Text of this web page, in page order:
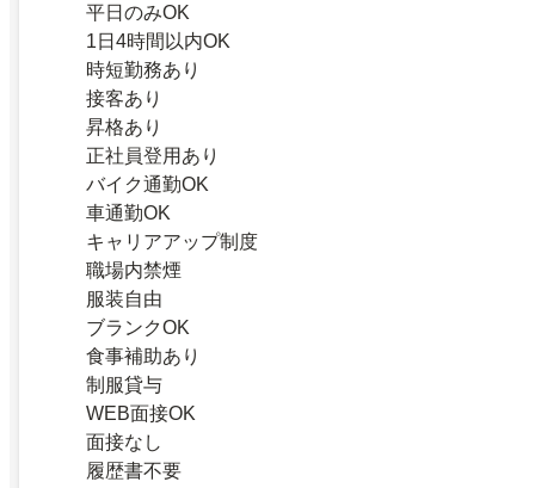
平日のみOK
1日4時間以内OK
時短勤務あり
接客あり
昇格あり
正社員登用あり
バイク通勤OK
車通勤OK
キャリアアップ制度
職場内禁煙
服装自由
ブランクOK
食事補助あり
制服貸与
WEB面接OK
面接なし
履歴書不要